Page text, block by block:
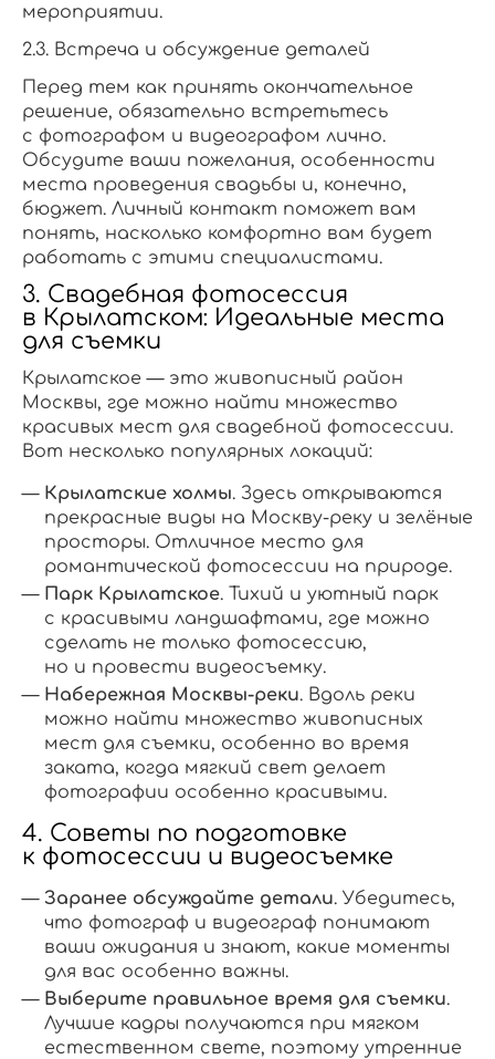
мероприятии.
2.3. Встреча и обсуждение деталей
Перед тем как принять окончательное
решение, обязательно встретьтесь
с фотографом и видеографом лично.
Обсудите ваши пожелания, особенности
места проведения свадьбы и, конечно,
бюджет. Личный контакт поможет вам
понять, насколько комфортно вам будет
работать с этими специалистами.
3. Свадебная фотосессия
в Крылатском: Идеальные места
для съемки
Крылатское — это живописный район
Москвы, где можно найти множество
красивых мест для свадебной фотосессии.
Вот несколько популярных локаций:
Крылатские холмы. Здесь открываются
прекрасные виды на Москву-реку и зелёные
просторы. Отличное место для
романтической фотосессии на природе.
Парк Крылатское. Тихий и уютный парк
с красивыми ландшафтами, где можно
сделать не только фотосессию,
но и провести видеосъемку.
Набережная Москвы-реки. Вдоль реки
можно найти множество живописных
мест для съемки, особенно во время
заката, когда мягкий свет делает
фотографии особенно красивыми.
4. Советы по подготовке
к фотосессии и видеосъемке
Заранее обсуждайте детали. Убедитесь,
что фотограф и видеограф понимают
ваши ожидания и знают, какие моменты
для вас особенно важны.
Выберите правильное время для съемки.
Лучшие кадры получаются при мягком
естественном свете, поэтому утренние